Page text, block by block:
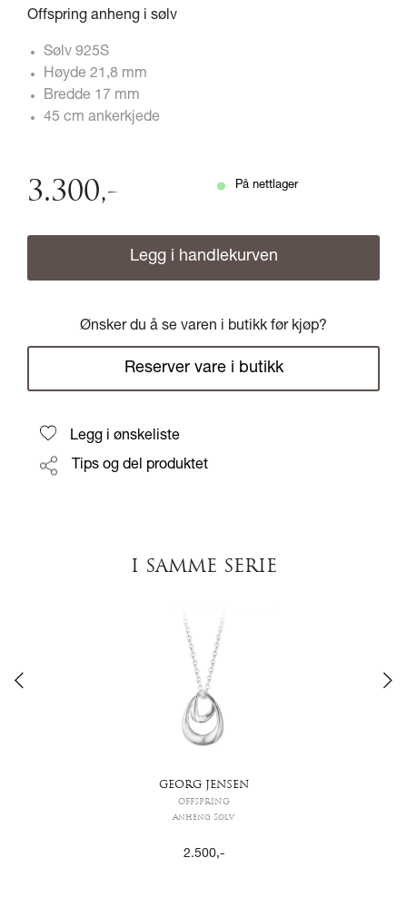
Offspring anheng i sølv
Sølv 925S
Høyde 21,8 mm
Bredde 17 mm
45 cm ankerkjede
3.300,- På nettlager
Legg i handlekurven
Ønsker du å se varen i butikk før kjøp?
Reserver vare i butikk
Legg i ønskeliste
Tips og del produktet
I SAMME SERIE
GEORG JENSEN
OFFSPRING
Anheng Sølv
2.500,-